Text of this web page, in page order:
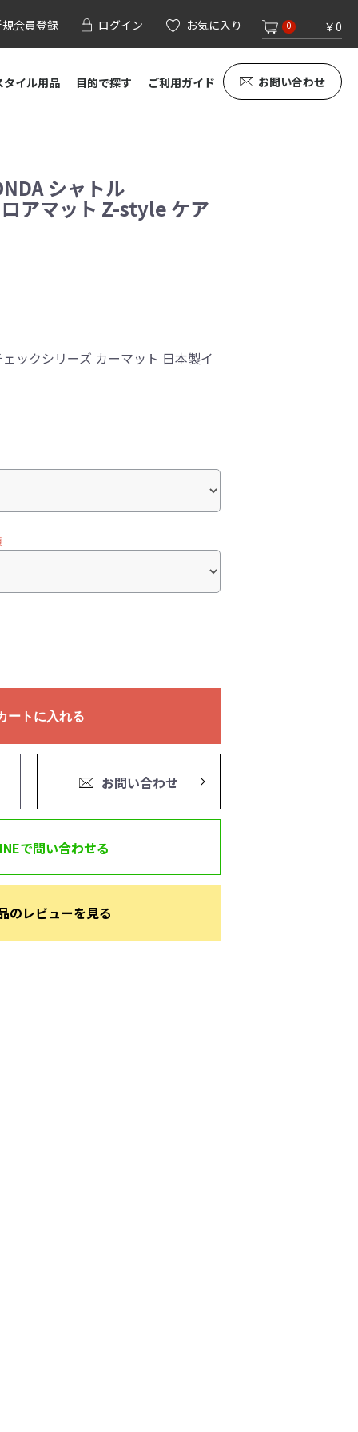
会員登録 ログイン お気に入り 0 ￥0
タイル用品 目的で探す ご利用ガイド お問い合わせ
シャトル
アマット Z-style ケア
ックシリーズ カーマット 日本製イ
ートに入れる
お問い合わせ
で問い合わせる
のレビューを見る